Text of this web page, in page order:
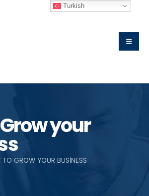
your
GROW YOUR BUSINESS
Turkish